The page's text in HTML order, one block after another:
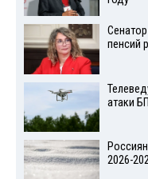
пенсий
атаки
2026-